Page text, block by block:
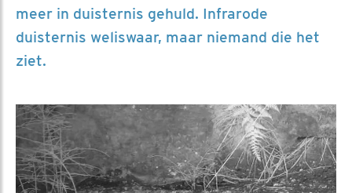
meer in duisternis gehuld. Infrarode
duisternis weliswaar, maar niemand die het
ziet.